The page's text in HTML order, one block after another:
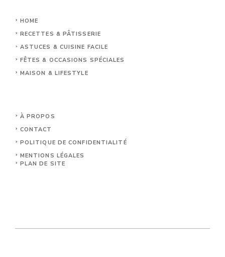
HOME
RECETTES & PÂTISSERIE
ASTUCES & CUISINE FACILE
FÊTES & OCCASIONS SPÉCIALES
MAISON & LIFESTYLE
À PROPOS
CONTACT
POLITIQUE DE CONFIDENTIALITÉ
MENTIONS LÉGALES
PLAN DE SITE